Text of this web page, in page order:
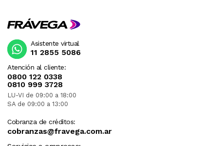
Atención al cliente:
0800 122 0338
0810 999 3728
LU-VI de 09:00 a 18:00
SA de 09:00 a 13:00
Cobranza de créditos:
cobranzas@fravega.com.ar
Asistente virtual
11 2855 5086